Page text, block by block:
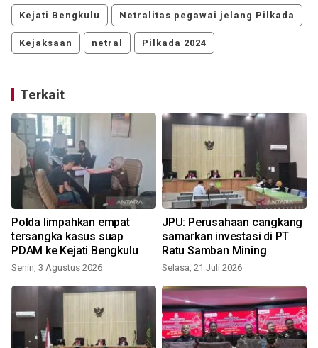
Kejati Bengkulu Netralitas pegawai jelang Pilkada
Kejaksaan netral Pilkada 2024
Terkait
Polda limpahkan empat
tersangka kasus suap
PDAM ke Kejati Bengkulu
Senin, 3 Agustus 2026
JPU: Perusahaan cangkang
samarkan investasi di PT
Ratu Samban Mining
Selasa, 21 Juli 2026